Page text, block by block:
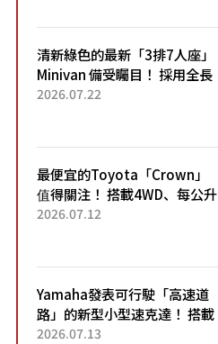
清新綠色的最新「3排7人座」
Minivan 備受矚目！ 採用全長
4.7公尺剛剛好的車身尺寸與
2026.07.22
最便宜的Toyota「Crown」
值得關注！ 搭載4WD、每公升
22.4公里低油耗表現超亮眼！
2026.07.12
Yamaha發表可行駛「高速道
路」的新型小型速克達！ 搭載
能享受超強勁「渦輪感」的動
2026.07.13